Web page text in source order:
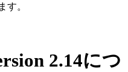
す。
2.14につ